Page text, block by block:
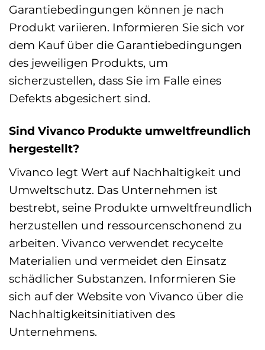
Garantiebedingungen können je nach
Produkt variieren. Informieren Sie sich vor
dem Kauf über die Garantiebedingungen
des jeweiligen Produkts, um
sicherzustellen, dass Sie im Falle eines
Defekts abgesichert sind.
Sind Vivanco Produkte umweltfreundlich
hergestellt?
Vivanco legt Wert auf Nachhaltigkeit und
Umweltschutz. Das Unternehmen ist
bestrebt, seine Produkte umweltfreundlich
herzustellen und ressourcenschonend zu
arbeiten. Vivanco verwendet recycelte
Materialien und vermeidet den Einsatz
schädlicher Substanzen. Informieren Sie
sich auf der Website von Vivanco über die
Nachhaltigkeitsinitiativen des
Unternehmens.